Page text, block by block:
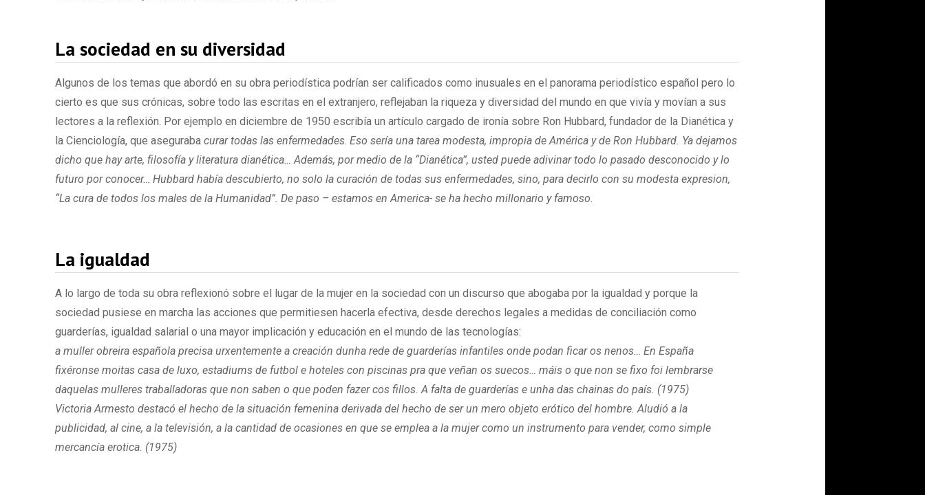
La sociedad en su diversidad
Algunos de los temas que abordó en su obra periodística podrían ser calificados como inusuales en el panorama periodístico español pero lo
cierto es que sus crónicas, sobre todo las escritas en el extranjero, reflejaban la riqueza y diversidad del mundo en que vivía y movían a sus
lectores a la reflexión. Por ejemplo en diciembre de 1950 escribía un artículo cargado de ironía sobre Ron Hubbard, fundador de la Dianética y
la Cienciología, que aseguraba curar todas las enfermedades. Eso sería una tarea modesta, impropia de América y de Ron Hubbard. Ya dejamos
dicho que hay arte, filosofía y literatura dianética… Además, por medio de la “Dianética”, usted puede adivinar todo lo pasado desconocido y lo
futuro por conocer… Hubbard había descubierto, no solo la curación de todas sus enfermedades, sino, para decirlo con su modesta expresion,
“La cura de todos los males de la Humanidad”. De paso – estamos en America- se ha hecho millonario y famoso.
La igualdad
A lo largo de toda su obra reflexionó sobre el lugar de la mujer en la sociedad con un discurso que abogaba por la igualdad y porque la
sociedad pusiese en marcha las acciones que permitiesen hacerla efectiva, desde derechos legales a medidas de conciliación como
guarderías, igualdad salarial o una mayor implicación y educación en el mundo de las tecnologías:
a muller obreira española precisa urxentemente a creación dunha rede de guarderías infantiles onde podan ficar os nenos… En España
fixéronse moitas casa de luxo, estadiums de futbol e hoteles con piscinas pra que veñan os suecos… máis o que non se fixo foi lembrarse
daquelas mulleres traballadoras que non saben o que poden fazer cos fillos. A falta de guarderías e unha das chainas do país. (1975)
Victoria Armesto destacó el hecho de la situación femenina derivada del hecho de ser un mero objeto erótico del hombre. Aludió a la
publicidad, al cine, a la televisión, a la cantidad de ocasiones en que se emplea a la mujer como un instrumento para vender, como simple
mercancía erotica. (1975)